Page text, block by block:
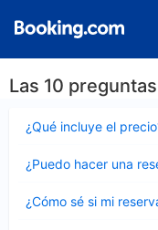
Las 10
¿Qué incluye el
cerrado
¿Puedo hacer una
cerrado
¿Cómo sé si mi
cerrado